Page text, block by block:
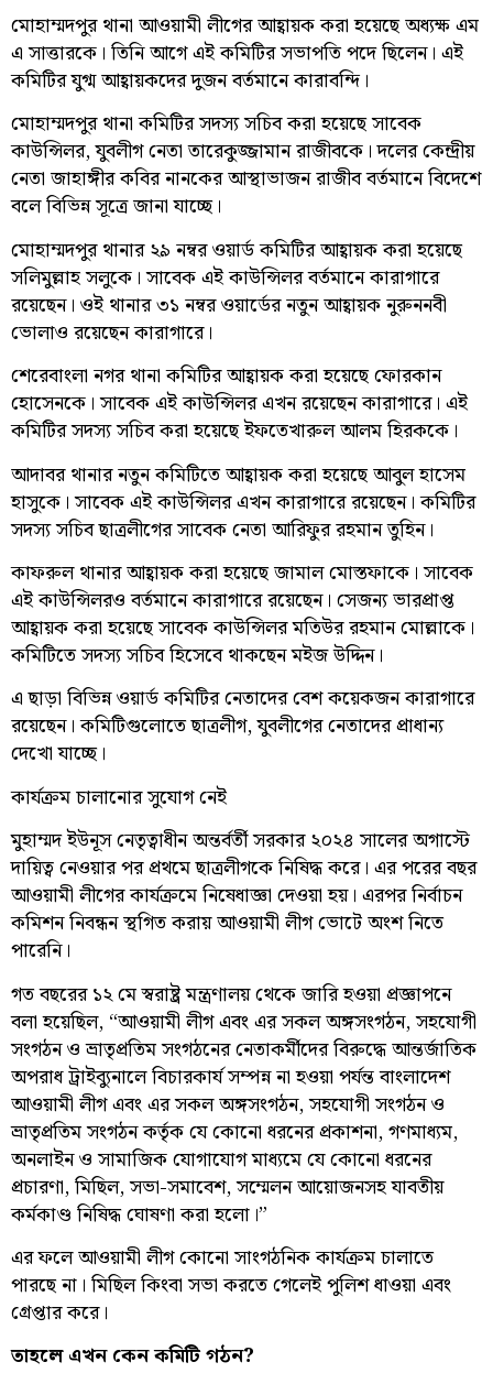
মোহাম্মদপুর থানা আওয়ামী লীগের আহ্বায়ক করা হয়েছে অধ্যক্ষ এম
এ সাত্তারকে। তিনি আগে এই কমিটির সভাপতি পদে ছিলেন। এই
কমিটির যুগ্ম আহ্বায়কদের দুজন বর্তমানে কারাবন্দি।
মোহাম্মদপুর থানা কমিটির সদস্য সচিব করা হয়েছে সাবেক
কাউন্সিলর, যুবলীগ নেতা তারেকুজ্জামান রাজীবকে। দলের কেন্দ্রীয়
নেতা জাহাঙ্গীর কবির নানকের আস্থাভাজন রাজীব বর্তমানে বিদেশে
বলে বিভিন্ন সূত্রে জানা যাচ্ছে।
মোহাম্মদপুর থানার ২৯ নম্বর ওয়ার্ড কমিটির আহ্বায়ক করা হয়েছে
সলিমুল্লাহ সলুকে। সাবেক এই কাউন্সিলর বর্তমানে কারাগারে
রয়েছেন। ওই থানার ৩১ নম্বর ওয়ার্ডের নতুন আহ্বায়ক নুরুননবী
ভোলাও রয়েছেন কারাগারে।
শেরেবাংলা নগর থানা কমিটির আহ্বায়ক করা হয়েছে ফোরকান
হোসেনকে। সাবেক এই কাউন্সিলর এখন রয়েছেন কারাগারে। এই
কমিটির সদস্য সচিব করা হয়েছে ইফতেখারুল আলম হিরককে।
আদাবর থানার নতুন কমিটিতে আহ্বায়ক করা হয়েছে আবুল হাসেম
হাসুকে। সাবেক এই কাউন্সিলর এখন কারাগারে রয়েছেন। কমিটির
সদস্য সচিব ছাত্রলীগের সাবেক নেতা আরিফুর রহমান তুহিন।
কাফরুল থানার আহ্বায়ক করা হয়েছে জামাল মোস্তফাকে। সাবেক
এই কাউন্সিলরও বর্তমানে কারাগারে রয়েছেন। সেজন্য ভারপ্রাপ্ত
আহ্বায়ক করা হয়েছে সাবেক কাউন্সিলর মতিউর রহমান মোল্লাকে।
কমিটিতে সদস্য সচিব হিসেবে থাকছেন মইজ উদ্দিন।
এ ছাড়া বিভিন্ন ওয়ার্ড কমিটির নেতাদের বেশ কয়েকজন কারাগারে
রয়েছেন। কমিটিগুলোতে ছাত্রলীগ, যুবলীগের নেতাদের প্রাধান্য
দেখো যাচ্ছে।
কার্যক্রম চালানোর সুযোগ নেই
মুহাম্মদ ইউনূস নেতৃত্বাধীন অন্তর্বর্তী সরকার ২০২৪ সালের অগাস্টে
দায়িত্ব নেওয়ার পর প্রথমে ছাত্রলীগকে নিষিদ্ধ করে। এর পরের বছর
আওয়ামী লীগের কার্যক্রমে নিষেধাজ্ঞা দেওয়া হয়। এরপর নির্বাচন
কমিশন নিবন্ধন স্থগিত করায় আওয়ামী লীগ ভোটে অংশ নিতে
পারেনি।
গত বছরের ১২ মে স্বরাষ্ট্র মন্ত্রণালয় থেকে জারি হওয়া প্রজ্ঞাপনে
বলা হয়েছিল, “আওয়ামী লীগ এবং এর সকল অঙ্গসংগঠন, সহযোগী
সংগঠন ও ভ্রাতৃপ্রতিম সংগঠনের নেতাকর্মীদের বিরুদ্ধে আন্তর্জাতিক
অপরাধ ট্রাইব্যুনালে বিচারকার্য সম্পন্ন না হওয়া পর্যন্ত বাংলাদেশ
আওয়ামী লীগ এবং এর সকল অঙ্গসংগঠন, সহযোগী সংগঠন ও
ভ্রাতৃপ্রতিম সংগঠন কর্তৃক যে কোনো ধরনের প্রকাশনা, গণমাধ্যম,
অনলাইন ও সামাজিক যোগাযোগ মাধ্যমে যে কোনো ধরনের
প্রচারণা, মিছিল, সভা-সমাবেশ, সম্মেলন আয়োজনসহ যাবতীয়
কর্মকাণ্ড নিষিদ্ধ ঘোষণা করা হলো।”
এর ফলে আওয়ামী লীগ কোনো সাংগঠনিক কার্যক্রম চালাতে
পারছে না। মিছিল কিংবা সভা করতে গেলেই পুলিশ ধাওয়া এবং
গ্রেপ্তার করে।
তাহলে এখন কেন কমিটি গঠন?